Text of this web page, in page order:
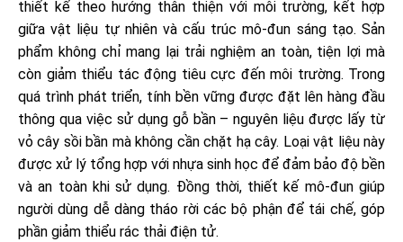
thiết kế theo hướng thân thiện với môi trường, kết hợp
giữa vật liệu tự nhiên và cấu trúc mô-đun sáng tạo. Sản
phẩm không chỉ mang lại trải nghiệm an toàn, tiện lợi mà
còn giảm thiểu tác động tiêu cực đến môi trường. Trong
quá trình phát triển, tính bền vững được đặt lên hàng đầu
thông qua việc sử dụng gỗ bần – nguyên liệu được lấy từ
vỏ cây sồi bần mà không cần chặt hạ cây. Loại vật liệu này
được xử lý tổng hợp với nhựa sinh học để đảm bảo độ bền
và an toàn khi sử dụng. Đồng thời, thiết kế mô-đun giúp
người dùng dễ dàng tháo rời các bộ phận để tái chế, góp
phần giảm thiểu rác thải điện tử.